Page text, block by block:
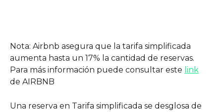
Nota: Airbnb asegura que la tarifa simplificada
aumenta hasta un 17% la cantidad de reservas.
Para más información puede consultar este link
de AIRBNB
Una reserva en Tarifa simplificada se desglosa de